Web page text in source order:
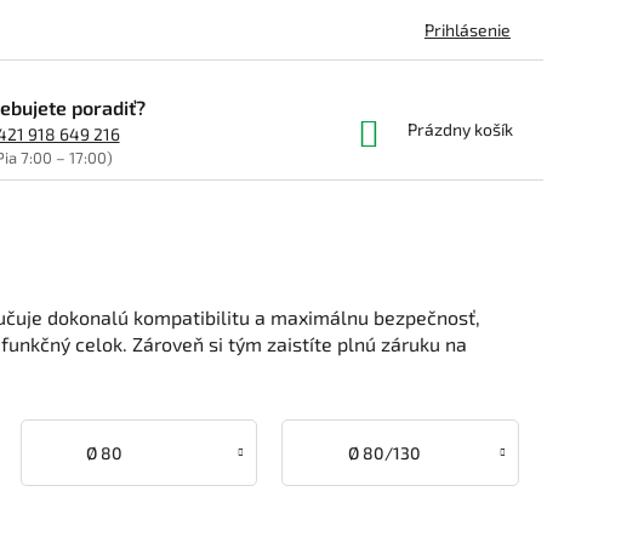
Prihlásenie
poradiť?
918 649 216
7:00 – 17:00)
NÁKUPNÝ
Prázdny košík
dokonalú kompatibilitu a maximálnu bezpečnosť,
celok. Zároveň si tým zaistíte plnú záruku na
Ø 80 Ø 80/130